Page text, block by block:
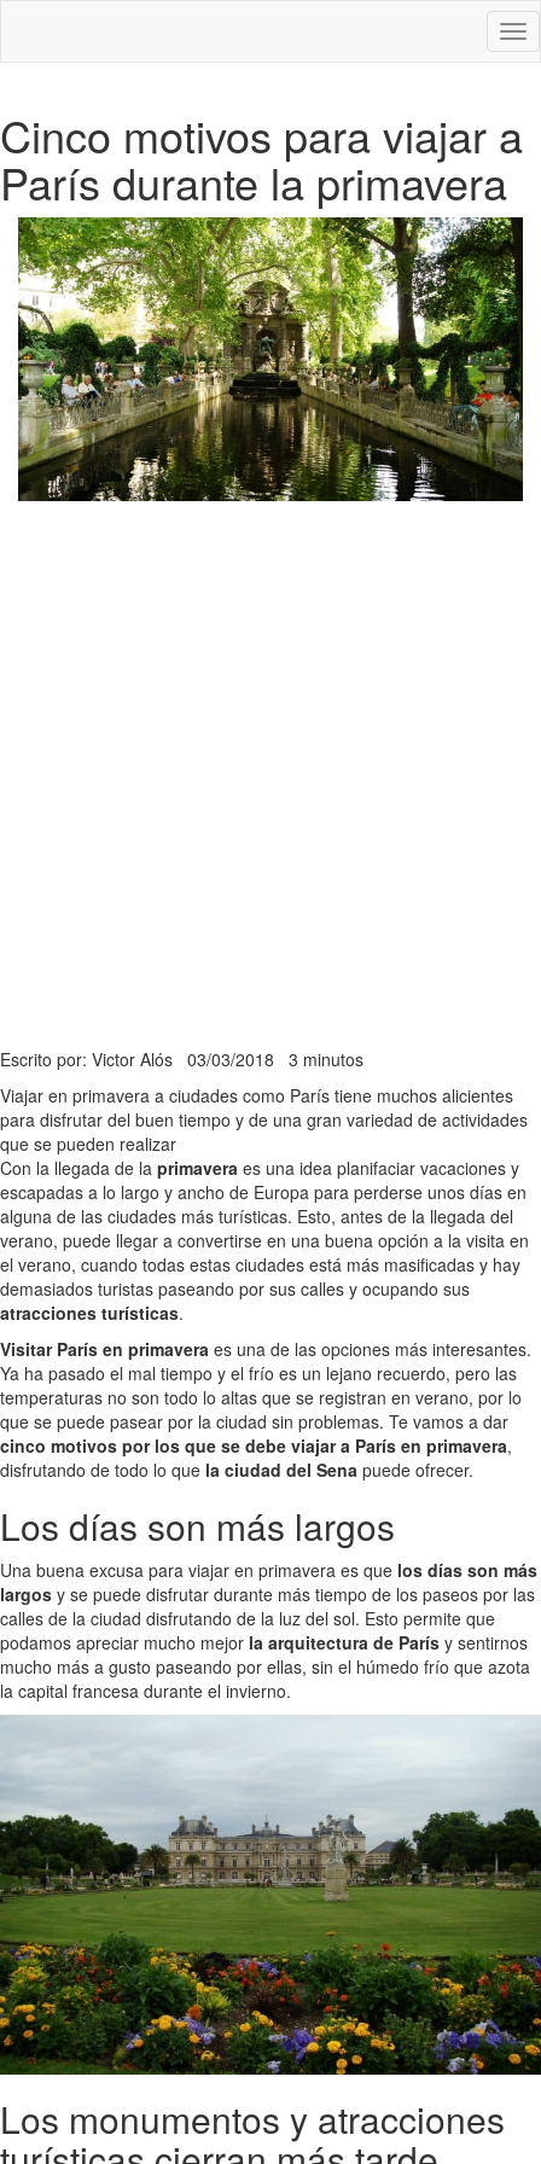
Cinco motivos para viajar a
París durante la primavera
Escrito por: Victor Alós 03/03/2018 3 minutos
Viajar en primavera a ciudades como París tiene muchos alicientes
para disfrutar del buen tiempo y de una gran variedad de actividades
que se pueden realizar
Con la llegada de la primavera es una idea planifaciar vacaciones y
escapadas a lo largo y ancho de Europa para perderse unos días en
alguna de las ciudades más turísticas. Esto, antes de la llegada del
verano, puede llegar a convertirse en una buena opción a la visita en
el verano, cuando todas estas ciudades está más masificadas y hay
demasiados turistas paseando por sus calles y ocupando sus
atracciones turísticas.
Visitar París en primavera es una de las opciones más interesantes.
Ya ha pasado el mal tiempo y el frío es un lejano recuerdo, pero las
temperaturas no son todo lo altas que se registran en verano, por lo
que se puede pasear por la ciudad sin problemas. Te vamos a dar
cinco motivos por los que se debe viajar a París en primavera,
disfrutando de todo lo que la ciudad del Sena puede ofrecer.
Los días son más largos
Una buena excusa para viajar en primavera es que los días son más
largos y se puede disfrutar durante más tiempo de los paseos por las
calles de la ciudad disfrutando de la luz del sol. Esto permite que
podamos apreciar mucho mejor la arquitectura de París y sentirnos
mucho más a gusto paseando por ellas, sin el húmedo frío que azota
la capital francesa durante el invierno.
Los monumentos y atracciones